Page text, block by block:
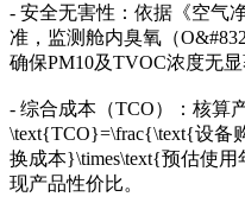
- 安全无害性：依据《空气
准，监测舱内臭氧（
确保PM10及TVOC浓度无
- 综合成本（TCO）：核算
\text{TCO}=\frac{\text{设备
换成本}\times\text{预估使
现产品性价比。